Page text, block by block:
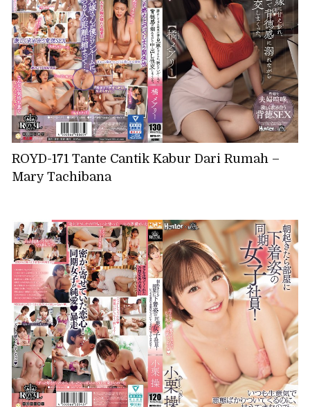
ROYD-171 Tante Cantik Kabur Dari Rumah –
Mary Tachibana